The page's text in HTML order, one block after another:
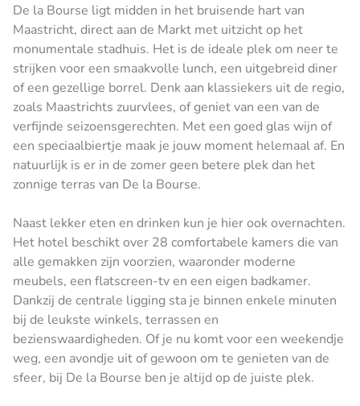
De la Bourse ligt midden in het bruisende hart van
Maastricht, direct aan de Markt met uitzicht op het
monumentale stadhuis. Het is de ideale plek om neer te
strijken voor een smaakvolle lunch, een uitgebreid diner
of een gezellige borrel. Denk aan klassiekers uit de regio,
zoals Maastrichts zuurvlees, of geniet van een van de
verfijnde seizoensgerechten. Met een goed glas wijn of
een speciaalbiertje maak je jouw moment helemaal af. En
natuurlijk is er in de zomer geen betere plek dan het
zonnige terras van De la Bourse.
Naast lekker eten en drinken kun je hier ook overnachten.
Het hotel beschikt over 28 comfortabele kamers die van
alle gemakken zijn voorzien, waaronder moderne
meubels, een flatscreen-tv en een eigen badkamer.
Dankzij de centrale ligging sta je binnen enkele minuten
bij de leukste winkels, terrassen en
bezienswaardigheden. Of je nu komt voor een weekendje
weg, een avondje uit of gewoon om te genieten van de
sfeer, bij De la Bourse ben je altijd op de juiste plek.